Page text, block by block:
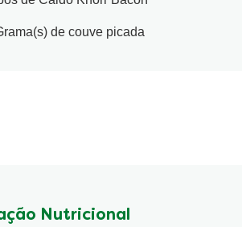
de couve picada
Nutricional